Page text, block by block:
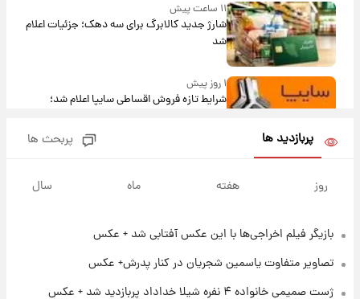
۱۱ ساعت پیش
شارژ جدید کالابرگ برای سه دهک؛ جزئیات اعلام
شد
۱ روز پیش
شرایط تازه فروش اقساطی سایپا اعلام شد؛
قیمت سکه و طلا فردا
۱۶ ساعت پیش
پربازدید ها پربحث ها
روز هفته ماه سال
بازیگر فیلم اخراجی‌ها با این عکس آفتابی شد + عکس
تصاویر متفاوت یاسمین شجریان در کنار پدرش+ عکس
ژست صمیمی خانواده ۴ نفره شیلا خداداد پربازدید شد + عکس